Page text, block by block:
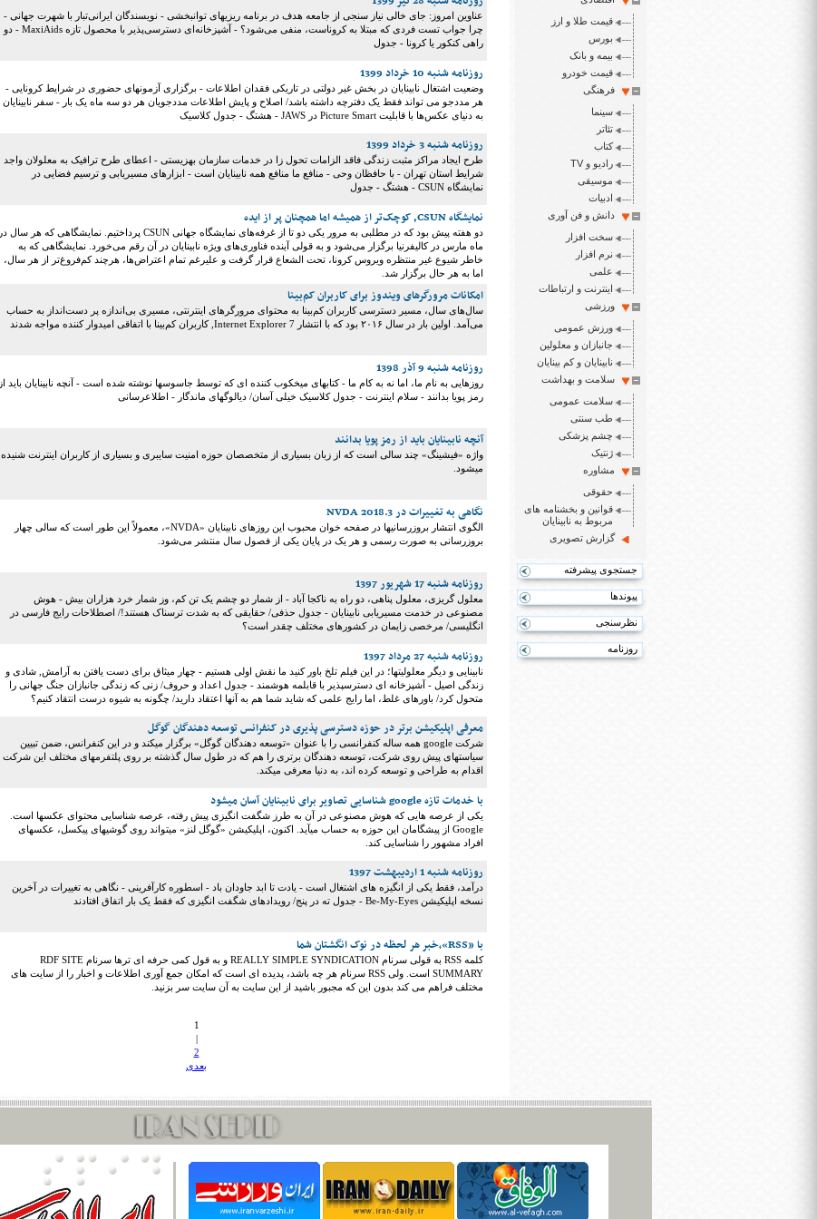
قیمت طلا و ارز
بورس
بیمه و بانک
قیمت خودرو
فرهنگی
سینما
تئاتر
کتاب
رادیو و TV
موسیقی
ادبیات
دانش و فن آوری
سخت افزار
نرم افزار
علمی
اینترنت و ارتباطات
ورزشی
ورزش عمومی
جانبازان و معلولین
نابینایان و کم بینایان
سلامت و بهداشت
سلامت عمومی
طب سنتی
چشم پزشکی
ژنتیک
مشاوره
حقوقی
قوانین و بخشنامه های
مربوط به نابینایان
گزارش تصویری
جستجوی پیشرفته
پیوندها
نظرسنجی
روزنامه
عناوین امروز: جای خالی نیاز سنجی از جامعه هدف در برنامه ریزیهای توانبخشی - نویسندگان ایرانی‌تبار با شهرت جهانی -
چرا جواب تست فردی که مبتلا به کروناست، منفی می‌شود؟ - آشپزخانه‌ای دسترسی‌پذیر با محصول تازه MaxiAids - دو
راهی کنکور یا کرونا - جدول
روزنامه شنبه 10 خرداد 1399
وضعیت اشتغال نابینایان در بخش غیر دولتی در تاریکی فقدان اطلاعات - برگزاری آزمونهای حضوری در شرایط کرونایی -
هر مددجو می تواند فقط یک دفترچه داشته باشد/ اصلاح و پایش اطلاعات مددجویان هر دو سه ماه یک بار - سفر نابینایان
به دنیای عکس‌ها با قابلیت Picture Smart در JAWS - هشتگ - جدول کلاسیک
روزنامه شنبه 3 خرداد 1399
طرح ایجاد مراکز مثبت زندگی فاقد الزامات تحول زا در خدمات سازمان بهزیستی - اعطای طرح ترافیک به معلولان واجد
شرایط استان تهران - با حافظان وحی - منافع ما منافع همه نابینایان است - ابزار‌های مسیریابی و ترسیم فضایی در
نمایشگاه CSUN - هشتگ - جدول
نمایشگاه CSUN, کوچک‌تر از همیشه اما همچنان پر از ایده
دو هفته پیش بود که در مطلبی به مرور یکی دو تا از غرفه‌های نمایشگاه جهانی CSUN پرداختیم. نمایشگاهی که هر سال در
ماه مارس در کالیفرنیا برگزار می‌شود و به قولی آینده فناوری‌های ویژه نابینایان در آن رقم می‌خورد. نمایشگاهی که به
خاطر شیوع غیر منتظره ویروس کرونا، تحت الشعاع قرار گرفت و علیرغم تمام اعتراض‌ها، هرچند کم‌فروغ‌تر از هر سال،
اما به هر حال برگزار شد.
امکانات مرورگر‌های ویندوز برای کاربران کم‌بینا
سال‌های سال، مسیر دسترسی کاربران کم‌بینا به محتوای مرورگر‌های اینترنتی، مسیری بی‌اندازه پر دست‌انداز به حساب
می‌آمد. اولین بار در سال ۲۰۱۶ بود که با انتشار Internet Explorer 7, کاربران کم‌بینا با اتفاقی امیدوار کننده مواجه شدند
روزنامه شنبه 9 آذر 1398
روزهایی به نام ما، اما نه به کام ما - کتابهای میخکوب کننده ای که توسط جاسوسها نوشته شده است - آنچه نابینایان باید از
رمز پویا بدانند - سلام اینترنت - جدول کلاسیک خیلی آسان/ دیالوگهای ماندگار - اطلاعرسانی
آنچه نابینایان باید از رمز پویا بدانند
واژه «فیشینگ» چند سالی است که از زبان بسیاری از متخصصان حوزه امنیت سایبری و بسیاری از کاربران اینترنت شنیده
میشود.
نگاهی به تغییرات در NVDA 2018.3
الگوی انتشار بروزرسانیها در صفحه خوان محبوب این روزهای نابینایان «NVDA»، معمولاً این طور است که سالی چهار
بروزرسانی به صورت رسمی و هر یک در پایان یکی از فصول سال منتشر می‌شود.
روزنامه شنبه 17 شهریور 1397
معلول گریزی، معلول پناهی، دو راه به ناکجا آباد - از شمار دو چشم یک تن کم، وز شمار خرد هزاران بیش - هوش
مصنوعی در خدمت مسیریابی نابینایان - جدول حذفی/ حقایقی که به شدت ترسناک هستند!/ اصطلاحات رایج فارسی در
انگلیسی/ مرخصی زایمان در کشورهای مختلف چقدر است؟
روزنامه شنبه 27 مرداد 1397
نابینایی و دیگر معلولیتها؛ در این فیلم تلخ باور کنید ما نقش اولی هستیم - چهار میثاق برای دست یافتن به آرامش, شادی و
زندگی اصیل - آشپزخانه ای دسترسپذیر با قابلمه هوشمند - جدول اعداد و حروف/ زنی که زندگی جانبازان جنگ جهانی را
متحول کرد/ باورهای غلط، اما رایج علمی که شاید شما هم به آنها اعتقاد دارید/ چگونه به شیوه درست انتقاد کنیم؟
معرفی اپلیکیشن برتر در حوزه دسترسی پذیری در کنفرانس توسعه دهندگان گوگل
شرکت google همه ساله کنفرانسی را با عنوان «توسعه دهندگان گوگل» برگزار میکند و در این کنفرانس، ضمن تبیین
سیاستهای پیش روی شرکت، توسعه دهندگان برتری را هم که در طول سال گذشته بر روی پلتفرمهای مختلف این شرکت
اقدام به طراحی و توسعه کرده اند، به دنیا معرفی میکند.
با خدمات تازه google شناسایی تصاویر برای نابینایان آسان میشود
یکی از عرصه هایی که هوش مصنوعی در آن به طرز شگفت انگیزی پیش رفته، عرصه شناسایی محتوای عکسها است.
Google از پیشگامان این حوزه به حساب میآید. اکنون، اپلیکیشن «گوگل لنز» میتواند روی گوشیهای پیکسل، عکسهای
افراد مشهور را شناسایی کند.
روزنامه شنبه 1 اردیبهشت 1397
درآمد، فقط یکی از انگیزه های اشتغال است - یادت تا ابد جاودان باد - اسطوره کارآفرینی - نگاهی به تغییرات در آخرین
نسخه اپلیکیشن Be-My-Eyes - جدول ته در پنج/ رویدادهای شگفت انگیزی که فقط یک بار اتفاق افتادند
با «RSS»،خبر هر لحظه در نوک انگشتان شما
کلمه RSS به قولی سرنام REALLY SIMPLE SYNDICATION و به قول کمی حرفه ای ترها سرنام RDF SITE
SUMMARY است. ولی RSS سرنام هر چه باشد، پدیده ای است که امکان جمع آوری اطلاعات و اخبار را از سایت های
مختلف فراهم می کند بدون این که مجبور باشید از این سایت به آن سایت سر بزنید.
1
|
2
بعدی